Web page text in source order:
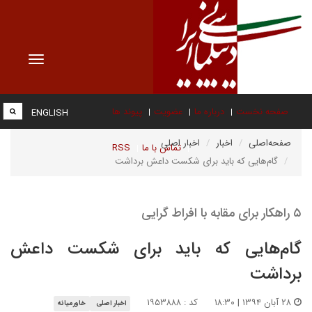
Toggle
صفحه نخست درباره ما عضویت پیوند ها
تماس با ما RSS
ENGLISH
صفحه‌اصلی اخبار
اخبار اصلی
گام‌هایی که باید برای شکست داعش برداشت
۵ راهکار برای مقابه با افراط گرایی
گام‌هایی که باید برای شکست داعش
برداشت
کد : ۱۹۵۳۸۸۸ اخبار اصلی خاورمیانه